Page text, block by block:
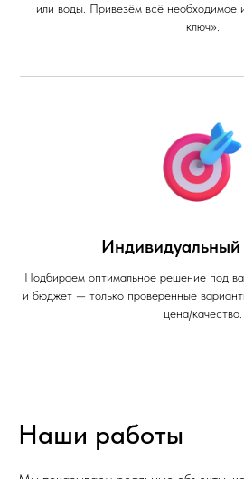
или воды. Привезём всё необходимое
ключ».
Подбираем оптимальное решение под
и бюджет — только проверенные
цена/качество.
Наши работы